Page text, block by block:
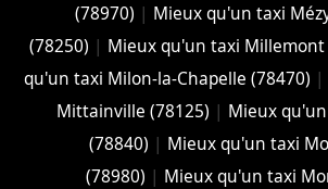
(78970) | Mieux qu'un taxi
(78250) | Mieux qu'un taxi Millemont
qu'un taxi Milon-la-Chapelle (78470) |
Mittainville (78125) | Mieux
(78840) | Mieux qu'un taxi
(78980) | Mieux qu'un taxi